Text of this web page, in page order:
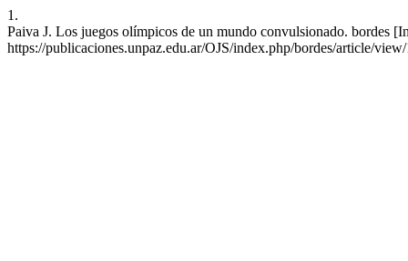
1.
Paiva J. Los juegos olímpicos de un mundo convulsionado. bordes
https://publicaciones.unpaz.edu.ar/OJS/index.php/bordes/article/